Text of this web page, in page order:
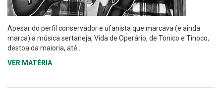
Apesar do perfil conservador e ufanista que marcava (e ainda
marca) a música sertaneja, Vida de Operário, de Tonico e Tinoco,
destoa da maioria, até...
VER MATÉRIA